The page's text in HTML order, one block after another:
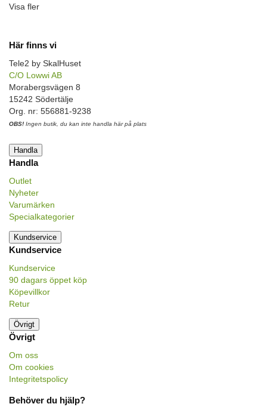
Visa fler
Här finns vi
Tele2 by SkalHuset
C/O Lowwi AB
Morabergsvägen 8
15242 Södertälje
Org. nr: 556881-9238
OBS! Ingen butik, du kan inte handla här på plats
Handla
Handla
Outlet
Nyheter
Varumärken
Specialkategorier
Kundservice
Kundservice
Kundservice
90 dagars öppet köp
Köpevillkor
Retur
Övrigt
Övrigt
Om oss
Om cookies
Integritetspolicy
Behöver du hjälp?